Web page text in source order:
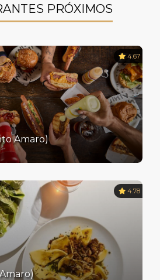
PRÓXIMOS
4.67
Amaro)
4.78